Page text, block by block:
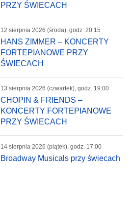
PRZY ŚWIECACH
12 sierpnia 2026 (środa), godz. 20:15
HANS ZIMMER – KONCERTY
FORTEPIANOWE PRZY
ŚWIECACH
13 sierpnia 2026 (czwartek), godz. 19:00
CHOPIN & FRIENDS –
KONCERTY FORTEPIANOWE
PRZY ŚWIECACH
14 sierpnia 2026 (piątek), godz. 17:00
Broadway Musicals przy świecach